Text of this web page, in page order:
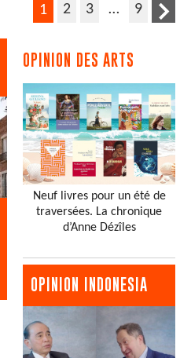
1 2 3 … 9
OPINION DES ARTS
Neuf livres pour un été de
traversées. La chronique
d’Anne Dézîles
OPINION INDONESIA